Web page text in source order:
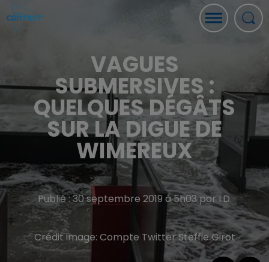
VAGUES
SUBMERSIVES :
QUELQUES DÉGÂTS
SUR LA DIGUE DE
WIMEREUX
Publié : 30 septembre 2019 à 5h03 par I.D.
Crédit image: Compte Twitter Steffie Girot